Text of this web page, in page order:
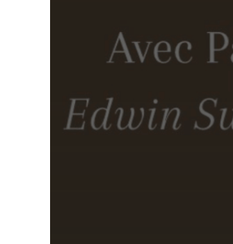
NOS VALEURS & NOS CROYANCES